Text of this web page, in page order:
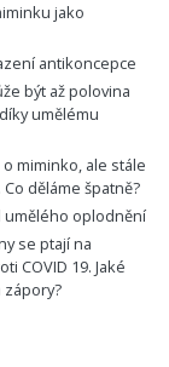
jako
antikoncepce
být až polovina
umělému
miminko, ale stále
děláme špatně?
umělého oplodnění
se ptají na
COVID 19. Jaké
zápory?